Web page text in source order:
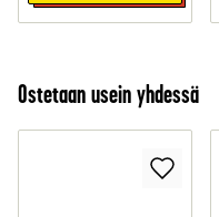
Ostetaan usein yhdessä